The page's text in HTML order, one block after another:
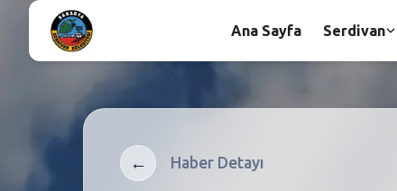
← Haber Detayı
Ana Sayfa Serdivan